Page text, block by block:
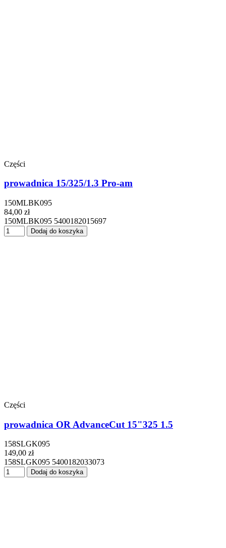
Części
prowadnica 15/325/1.3 Pro-am
150MLBK095
84,00 zł
150MLBK095 5400182015697
Dodaj do koszyka
Części
prowadnica OR AdvanceCut 15"325 1.5
158SLGK095
149,00 zł
158SLGK095 5400182033073
Dodaj do koszyka